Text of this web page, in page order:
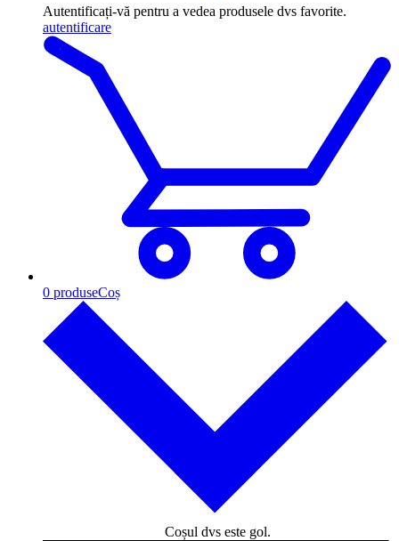
Autentificați-vă pentru a vedea produsele dvs favorite.
autentificare
0 produseCoș
Coșul dvs este gol.